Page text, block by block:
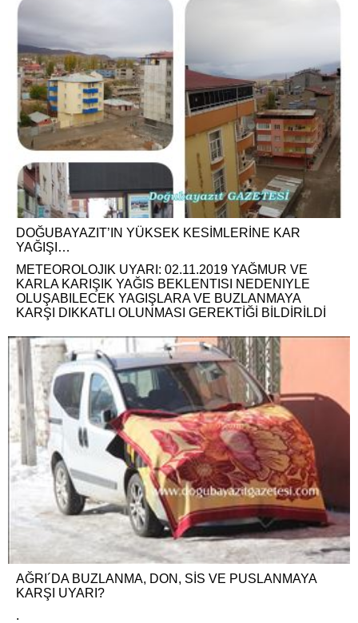
DOĞUBAYAZIT’IN YÜKSEK KESİMLERİNE KAR
YAĞIŞI…
METEOROLOJIK UYARI: 02.11.2019 YAĞMUR VE
KARLA KARIŞIK YAĞIS BEKLENTISI NEDENIYLE
OLUŞABILECEK YAGIŞLARA VE BUZLANMAYA
KARŞI DIKKATLI OLUNMASI GEREKTİĞİ BİLDİRİLDİ
AĞRI´DA BUZLANMA, DON, SİS VE PUSLANMAYA
KARŞI UYARI?
.